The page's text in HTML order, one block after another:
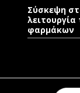
Σύσκεψη
φαρμάκων